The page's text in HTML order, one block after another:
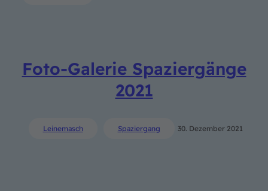
Foto-Galerie Spaziergänge
2021
Leinemasch Spaziergang 30. Dezember 2021